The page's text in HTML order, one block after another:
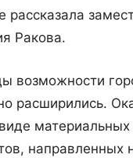
рассказала
Ракова.
возможности
расширились.
направленных